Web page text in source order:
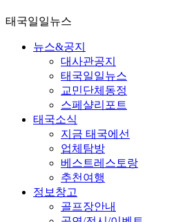
태국일일뉴스
뉴스&공지
대사관공지
태국일일뉴스
교민단체동정
스페샬리포트
태국소식
지금 태국에선
업체탐방
베스트레스토랑
추천여행
정보창고
골프장안내